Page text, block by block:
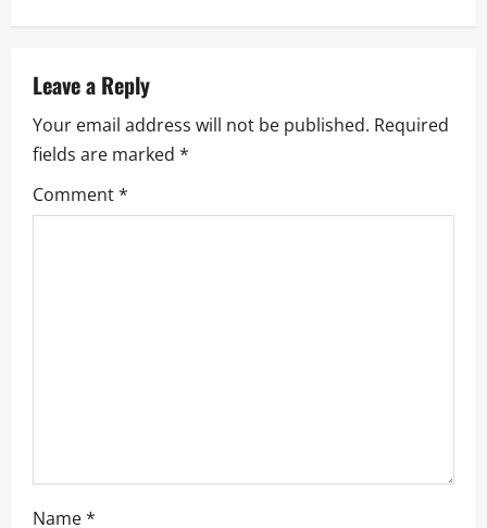
Leave a Reply
Your email address will not be published. Required
fields are marked *
Comment*
Name*